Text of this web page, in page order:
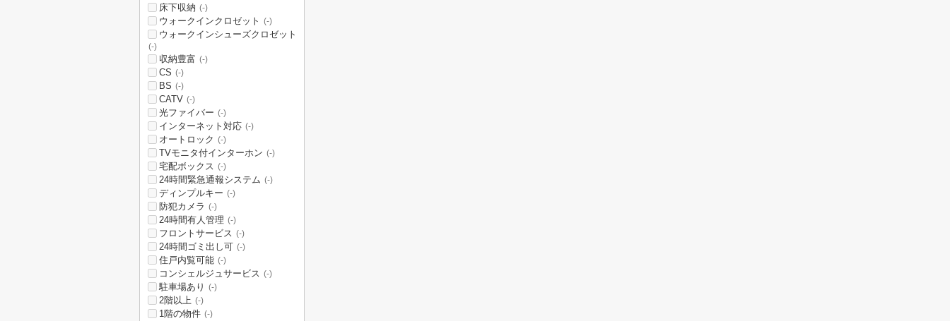
床下収納 (-)
ウォークインクロゼット (-)
ウォークインシューズクロゼット
(-)
収納豊富 (-)
CS (-)
BS (-)
CATV (-)
光ファイバー (-)
インターネット対応 (-)
オートロック (-)
TVモニタ付インターホン (-)
宅配ボックス (-)
24時間緊急通報システム (-)
ディンプルキー (-)
防犯カメラ (-)
24時間有人管理 (-)
フロントサービス (-)
24時間ゴミ出し可 (-)
住戸内覧可能 (-)
コンシェルジュサービス (-)
駐車場あり (-)
2階以上 (-)
1階の物件 (-)